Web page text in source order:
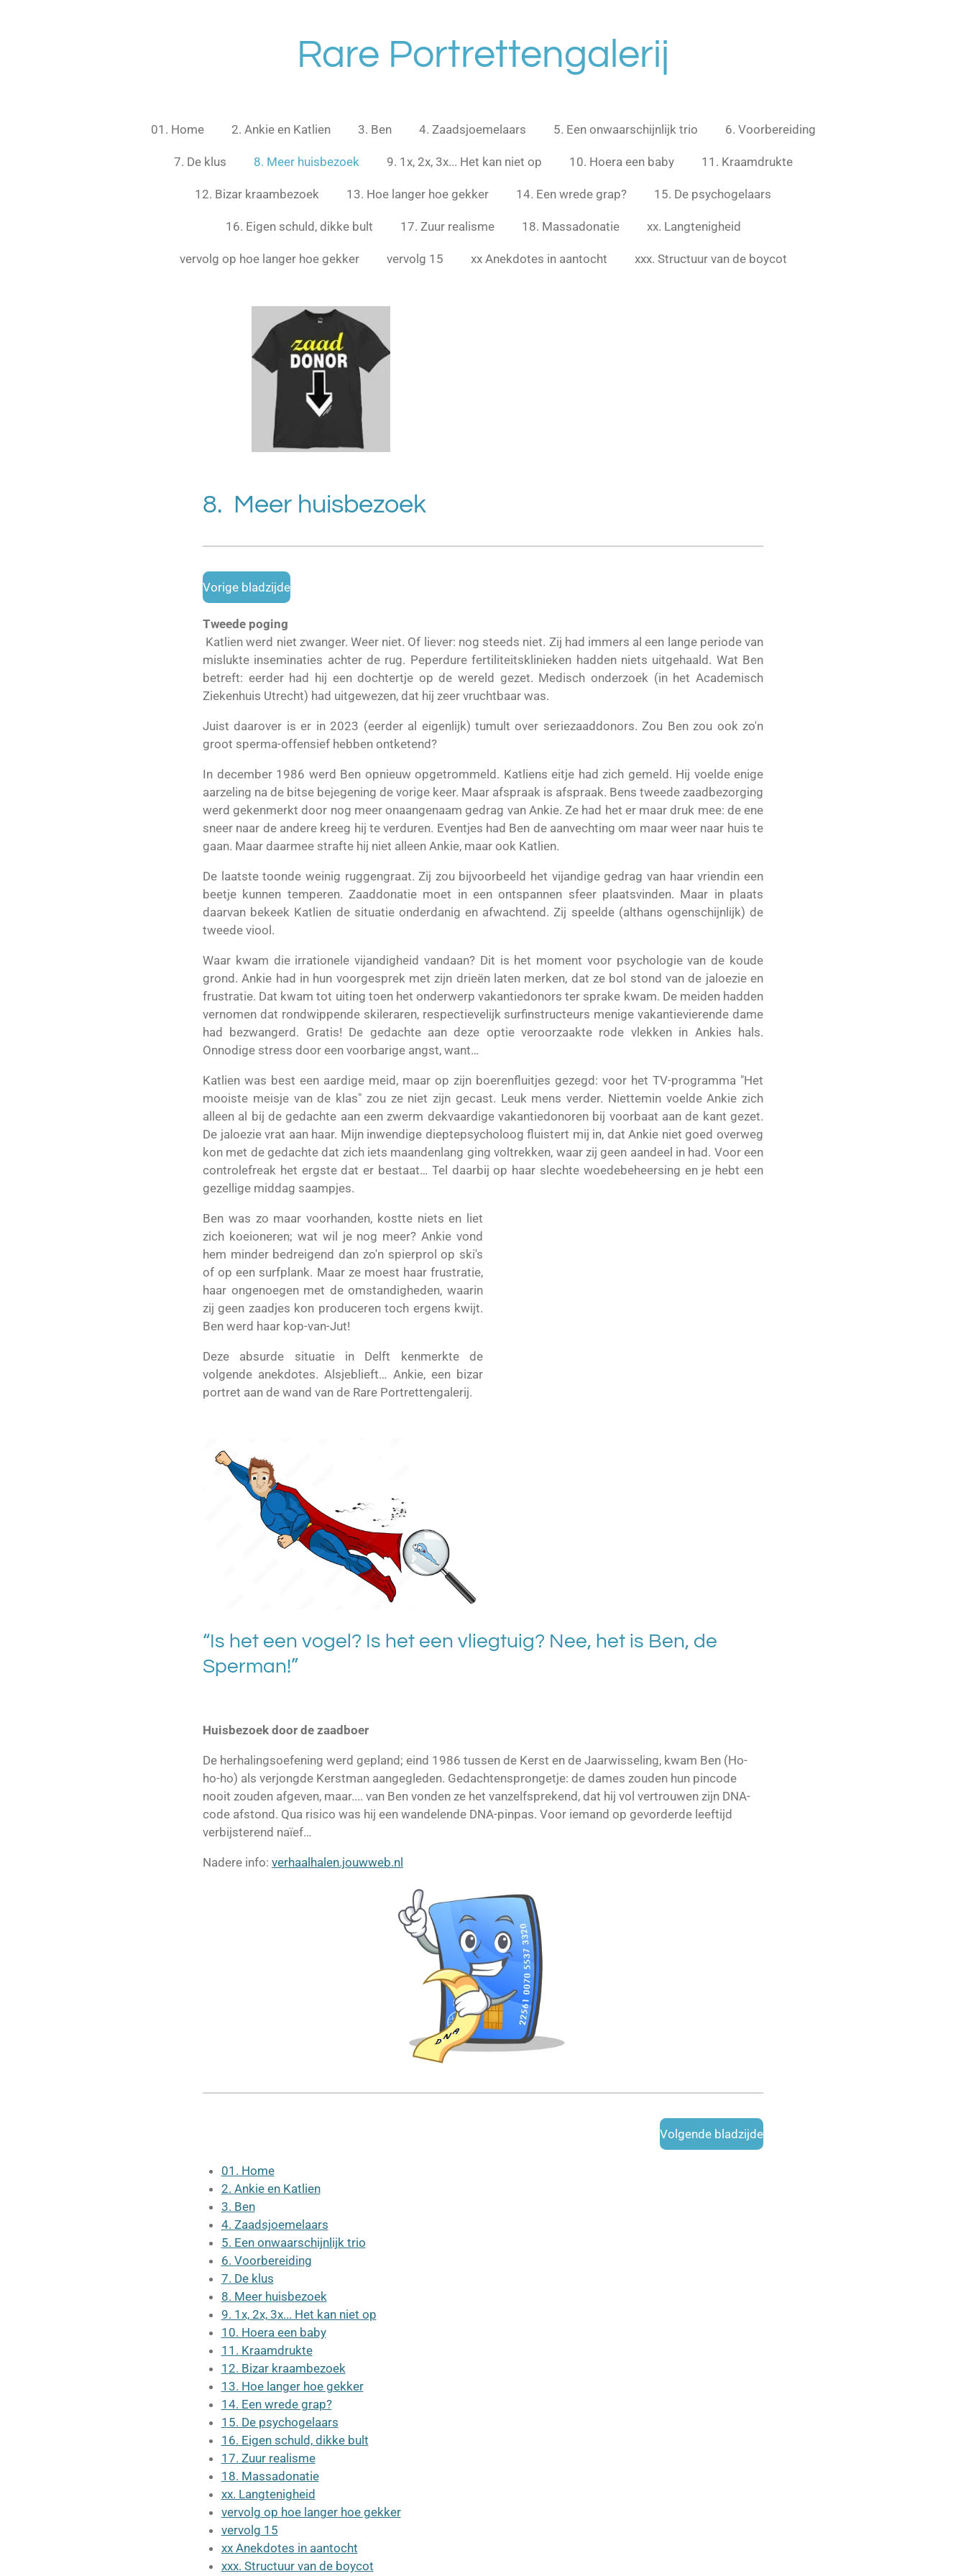
Rare Portrettengalerij
01. Home 2. Ankie en Katlien 3. Ben 4. Zaadsjoemelaars 5. Een onwaarschijnlijk trio 6. Voorbereiding
7. De klus 8. Meer huisbezoek 9. 1x, 2x, 3x... Het kan niet op 10. Hoera een baby 11. Kraamdrukte
12. Bizar kraambezoek 13. Hoe langer hoe gekker 14. Een wrede grap? 15. De psychogelaars
16. Eigen schuld, dikke bult 17. Zuur realisme 18. Massadonatie xx. Langtenigheid
vervolg op hoe langer hoe gekker vervolg 15 xx Anekdotes in aantocht xxx. Structuur van de boycot
8. Meer huisbezoek
Vorige bladzijde
Tweede poging
Katlien werd niet zwanger. Weer niet. Of liever: nog steeds niet. Zij had immers al een lange periode van
mislukte inseminaties achter de rug. Peperdure fertiliteitsklinieken hadden niets uitgehaald. Wat Ben
betreft: eerder had hij een dochtertje op de wereld gezet. Medisch onderzoek (in het Academisch
Ziekenhuis Utrecht) had uitgewezen, dat hij zeer vruchtbaar was.
Juist daarover is er in 2023 (eerder al eigenlijk) tumult over seriezaaddonors. Zou Ben zou ook zo'n
groot sperma-offensief hebben ontketend?
In december 1986 werd Ben opnieuw opgetrommeld. Katliens eitje had zich gemeld. Hij voelde enige
aarzeling na de bitse bejegening de vorige keer. Maar afspraak is afspraak. Bens tweede zaadbezorging
werd gekenmerkt door nog meer onaangenaam gedrag van Ankie. Ze had het er maar druk mee: de ene
sneer naar de andere kreeg hij te verduren. Eventjes had Ben de aanvechting om maar weer naar huis te
gaan. Maar daarmee strafte hij niet alleen Ankie, maar ook Katlien.
De laatste toonde weinig ruggengraat. Zij zou bijvoorbeeld het vijandige gedrag van haar vriendin een
beetje kunnen temperen. Zaaddonatie moet in een ontspannen sfeer plaatsvinden. Maar in plaats
daarvan bekeek Katlien de situatie onderdanig en afwachtend. Zij speelde (althans ogenschijnlijk) de
tweede viool.
Waar kwam die irrationele vijandigheid vandaan? Dit is het moment voor psychologie van de koude
grond. Ankie had in hun voorgesprek met zijn drieën laten merken, dat ze bol stond van de jaloezie en
frustratie. Dat kwam tot uiting toen het onderwerp vakantiedonors ter sprake kwam. De meiden hadden
vernomen dat rondwippende skileraren, respectievelijk surfinstructeurs menige vakantievierende dame
had bezwangerd. Gratis! De gedachte aan deze optie veroorzaakte rode vlekken in Ankies hals.
Onnodige stress door een voorbarige angst, want…
Katlien was best een aardige meid, maar op zijn boerenfluitjes gezegd: voor het TV-programma "Het
mooiste meisje van de klas" zou ze niet zijn gecast. Leuk mens verder. Niettemin voelde Ankie zich
alleen al bij de gedachte aan een zwerm dekvaardige vakantiedonoren bij voorbaat aan de kant gezet.
De jaloezie vrat aan haar. Mijn inwendige dieptepsycholoog fluistert mij in, dat Ankie niet goed overweg
kon met de gedachte dat zich iets maandenlang ging voltrekken, waar zij geen aandeel in had. Voor een
controlefreak het ergste dat er bestaat… Tel daarbij op haar slechte woedebeheersing en je hebt een
gezellige middag saampjes.
Ben was zo maar voorhanden, kostte niets en liet
zich koeioneren; wat wil je nog meer? Ankie vond
hem minder bedreigend dan zo'n spierprol op ski's
of op een surfplank. Maar ze moest haar frustratie,
haar ongenoegen met de omstandigheden, waarin
zij geen zaadjes kon produceren toch ergens kwijt.
Ben werd haar kop-van-Jut!
Deze absurde situatie in Delft kenmerkte de
volgende anekdotes. Alsjeblieft… Ankie, een bizar
portret aan de wand van de Rare Portrettengalerij.
“Is het een vogel? Is het een vliegtuig? Nee, het is Ben, de
Sperman!”
Huisbezoek door de zaadboer
De herhalingsoefening werd gepland; eind 1986 tussen de Kerst en de Jaarwisseling, kwam Ben (Ho-
ho-ho) als verjongde Kerstman aangegleden. Gedachtensprongetje: de dames zouden hun pincode
nooit zouden afgeven, maar.... van Ben vonden ze het vanzelfsprekend, dat hij vol vertrouwen zijn DNA-
code afstond. Qua risico was hij een wandelende DNA-pinpas. Voor iemand op gevorderde leeftijd
verbijsterend naïef…
Nadere info: verhaalhalen.jouwweb.nl
Volgende bladzijde
01. Home
2. Ankie en Katlien
3. Ben
4. Zaadsjoemelaars
5. Een onwaarschijnlijk trio
6. Voorbereiding
7. De klus
8. Meer huisbezoek
9. 1x, 2x, 3x... Het kan niet op
10. Hoera een baby
11. Kraamdrukte
12. Bizar kraambezoek
13. Hoe langer hoe gekker
14. Een wrede grap?
15. De psychogelaars
16. Eigen schuld, dikke bult
17. Zuur realisme
18. Massadonatie
xx. Langtenigheid
vervolg op hoe langer hoe gekker
vervolg 15
xx Anekdotes in aantocht
xxx. Structuur van de boycot